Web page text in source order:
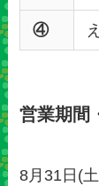
④
営業期間
8月31日(